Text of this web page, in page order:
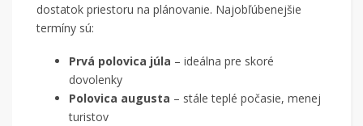
dostatok priestoru na plánovanie. Najobľúbenejšie
termíny sú:
Prvá polovica júla – ideálna pre skoré
dovolenky
Polovica augusta – stále teplé počasie, menej
turistov